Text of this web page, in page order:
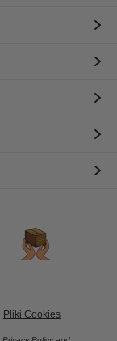
Pliki Cookies